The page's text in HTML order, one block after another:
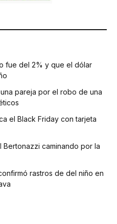
fue del 2% y que el dólar
pareja por el robo de una
el Black Friday con tarjeta
Bertonazzi caminando por la
rastros de del niño en